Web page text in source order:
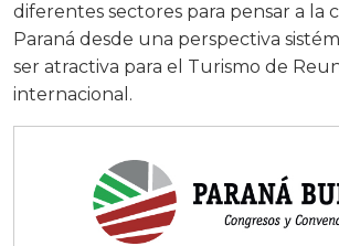
diferentes sectores para pensar a la
Paraná desde una perspectiva
ser atractiva para el Turismo de
internacional.